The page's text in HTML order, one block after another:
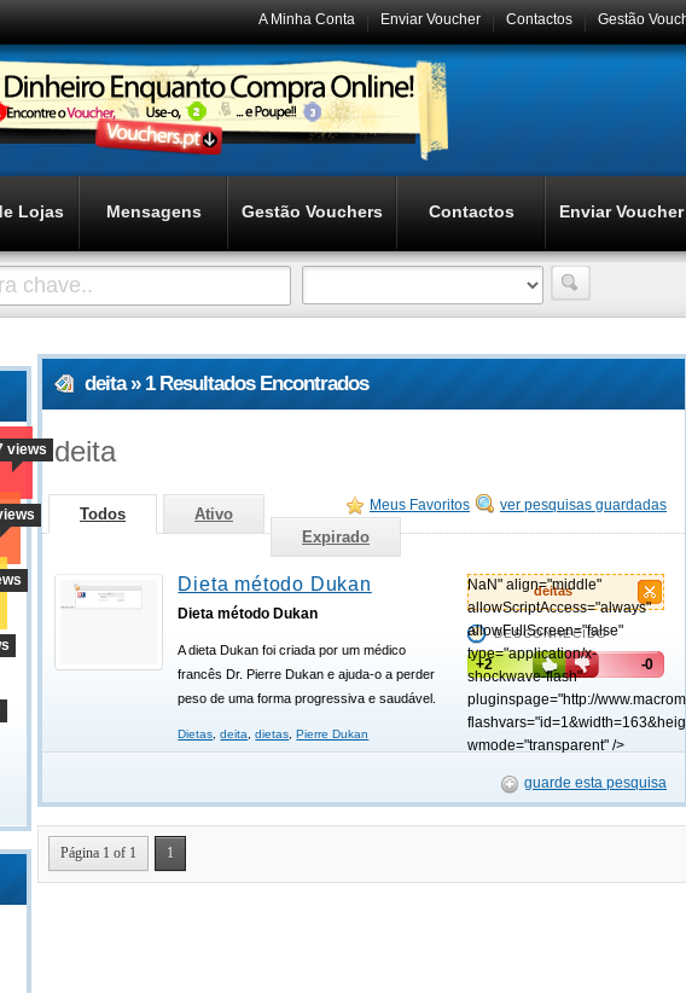
Gestão
Contactos
Enviar Voucher
A Minha Conta
Lojas Mensagens Gestão Vouchers Contactos Enviar Voucher
views
deita » 1 Resultados Encontrados
deita
ver pesquisas guardadas
Meus Favoritos
Todos
Ativo
Expirado
deitas
NaN" align="middle"
allowScriptAccess="always"
allowFullScreen="false"
type="application/x-
shockwave-flash"
pluginspage="http://
wmode="transparent" />
DESCONHECIDO
+2 -0
Dieta método Dukan
Dieta método Dukan
A dieta Dukan foi criada por um médico
francês Dr. Pierre Dukan e ajuda-o a perder
peso de uma forma progressiva e saudável.
Dietas ,deita ,dietas ,Pierre Dukan
guarde esta pesquisa
Página 1 of 1 1